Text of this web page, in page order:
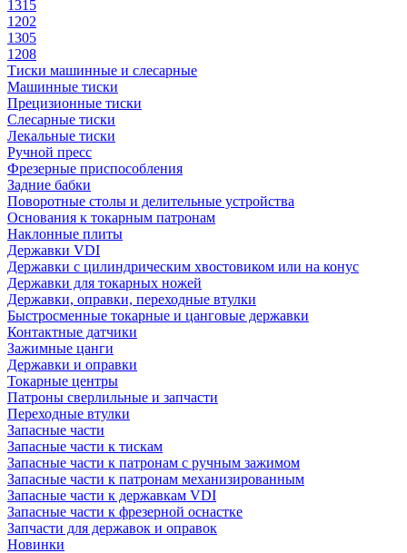
1315
1202
1305
1208
Тиски машинные и слесарные
Машинные тиски
Прецизионные тиски
Слесарные тиски
Лекальные тиски
Ручной пресс
Фрезерные приспособления
Задние бабки
Поворотные столы и делительные устройства
Основания к токарным патронам
Наклонные плиты
Державки VDI
Державки с цилиндрическим хвостовиком или на конус
Державки для токарных ножей
Державки, оправки, переходные втулки
Быстросменные токарные и цанговые державки
Контактные датчики
Зажимные цанги
Державки и оправки
Токарные центры
Патроны сверлильные и запчасти
Переходные втулки
Запасные части
Запасные части к тискам
Запасные части к патронам с ручным зажимом
Запасные части к патронам механизированным
Запасные части к державкам VDI
Запасные части к фрезерной оснастке
Запчасти для державок и оправок
Новинки